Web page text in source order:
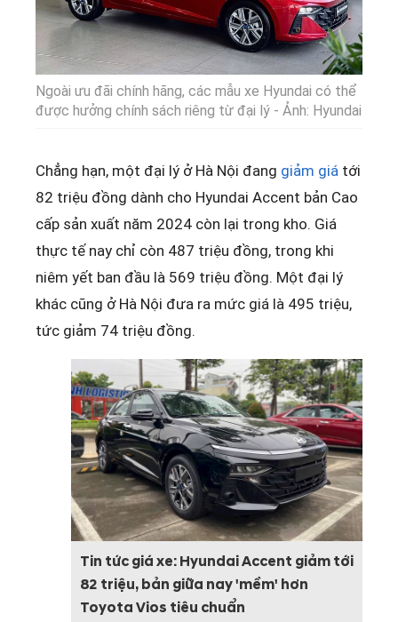
Ngoài ưu đãi chính hãng, các mẫu xe Hyundai có thể
được hưởng chính sách riêng từ đại lý - Ảnh: Hyundai
Chẳng hạn, một đại lý ở Hà Nội đang giảm giá tới
82 triệu đồng dành cho Hyundai Accent bản Cao
cấp sản xuất năm 2024 còn lại trong kho. Giá
thực tế nay chỉ còn 487 triệu đồng, trong khi
niêm yết ban đầu là 569 triệu đồng. Một đại lý
khác cũng ở Hà Nội đưa ra mức giá là 495 triệu,
tức giảm 74 triệu đồng.
Tin tức giá xe: Hyundai Accent giảm tới
82 triệu, bản giữa nay 'mềm' hơn
Toyota Vios tiêu chuẩn